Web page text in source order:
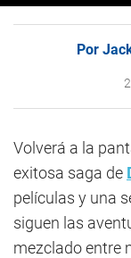
Por
Volverá a la
exitosa saga de
películas y una
siguen las
mezclado entre